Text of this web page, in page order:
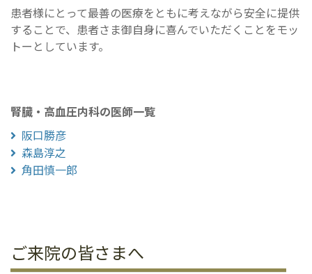
患者様にとって最善の医療をともに考えながら安全に提供
することで、患者さま御自身に喜んでいただくことをモッ
トーとしています。
腎臓・高血圧内科の医師一覧
阪口勝彦
森島淳之
角田慎一郎
ご来院の皆さまへ